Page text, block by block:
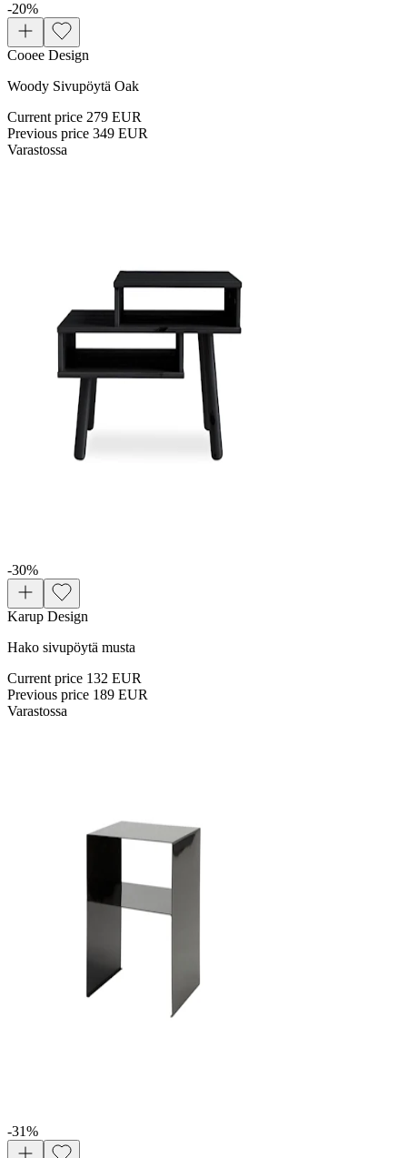
-20%
Cooee Design
Woody Sivupöytä Oak
Current price 279 EUR
Previous price 349 EUR
Varastossa
-30%
Karup Design
Hako sivupöytä musta
Current price 132 EUR
Previous price 189 EUR
Varastossa
-31%